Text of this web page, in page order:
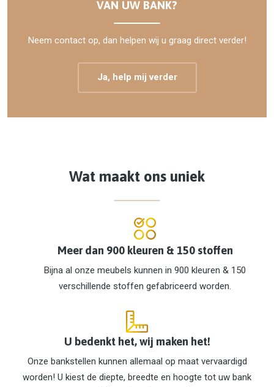
VAN UW BANK?
Neem contact op, dan helpen wij u graag direct verder!
Ja, help mij verder
Wat maakt ons uniek
Meer dan 900 kleuren & 150 stoffen
Bijna al onze meubels kunnen in 900 kleuren & 150
verschillende stoffen gefabriceerd worden.
U bedenkt het, wij maken het!
Onze bankstellen kunnen allemaal op maat vervaardigd
worden! U kiest de diepte, breedte en hoogte tot uw bank